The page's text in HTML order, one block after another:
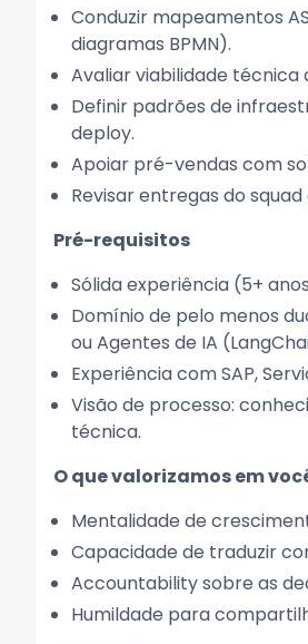
Conduzir mapeamentos
diagramas BPMN).
Avaliar viabilidade
Definir padrões de
deploy.
Apoiar pré-vendas com
Revisar entregas do
Pré-requisitos
Sólida experiência (5+
Domínio de pelo menos
ou Agentes de IA
Experiência com SAP,
Visão de processo:
técnica.
O que valorizamos em
Mentalidade de
Capacidade de traduzir
Accountability sobre as
Humildade para